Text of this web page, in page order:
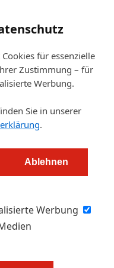
für essenzielle
Zustimmung – für
Werbung.
Sie in unserer
.
Ablehnen
Werbung
Handel &
„Alles für den Gast“ im
Sicht mit einem
sich zudem über einige
in der letzten